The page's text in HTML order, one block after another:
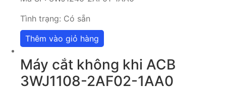
Tình trạng: Có sẵn
Thêm vào giỏ hàng
Máy cắt không khi ACB
3WJ1108-2AF02-1AA0